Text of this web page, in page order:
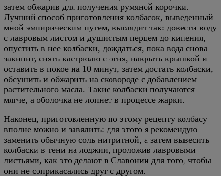
затем обжарив для получения румяной корочки.
Лучший способ приготовления колбасок, выведенный
мной эмпирическим путем, выглядит так: довести воду
с лавровым листом и душистым перцем до кипения,
опустить в нее колбаски, дождаться, пока вода снова
закипит, снять кастрюлю с огня, накрыть крышкой и
оставить в покое на 10 минут, затем достать колбаски,
обсушить и обжарить на сковороде с добавлением
растительного масла. Такие колбаски получаются
мягче, а оболочка не лопнет в процессе жарки.
Наконец, приготовленную по этому рецепту колбасу
вполне можно и завялить: для этого я рекомендую
заменить обычную соль нитритной, а затем вывесить
колбаски в тени на лоджии, проложив лавровыми
листьями, как это делают в Славонии для того, чтобы
они не соприкасались друг с другом.